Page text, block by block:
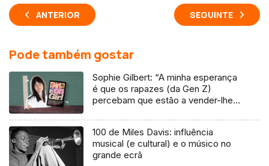
ANTERIOR SEGUINTE
Pode também gostar
Sophie Gilbert: “A minha esperança
é que os rapazes (da Gen Z)
percebam que estão a vender-lhes
100 de Miles Davis: influência
musical (e cultural) e o músico no
grande ecrã